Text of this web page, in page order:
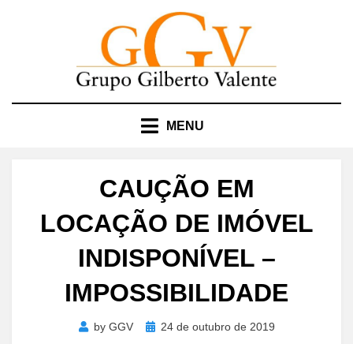
MENU
CAUÇÃO EM
LOCAÇÃO DE IMÓVEL
INDISPONÍVEL –
IMPOSSIBILIDADE
by GGV
Posted24 de outubro de 2019